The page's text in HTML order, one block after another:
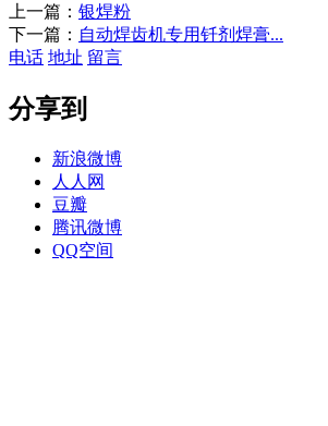
上一篇： 银焊粉
下一篇： 自动焊齿机专用钎剂焊膏...
电话 地址 留言
分享到
新浪微博
人人网
豆瓣
腾讯微博
QQ空间